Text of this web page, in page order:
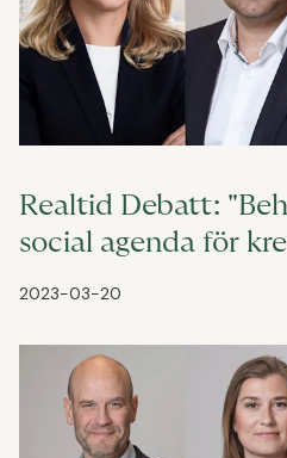
Realtid Debatt:
social agenda för
2023-03-20